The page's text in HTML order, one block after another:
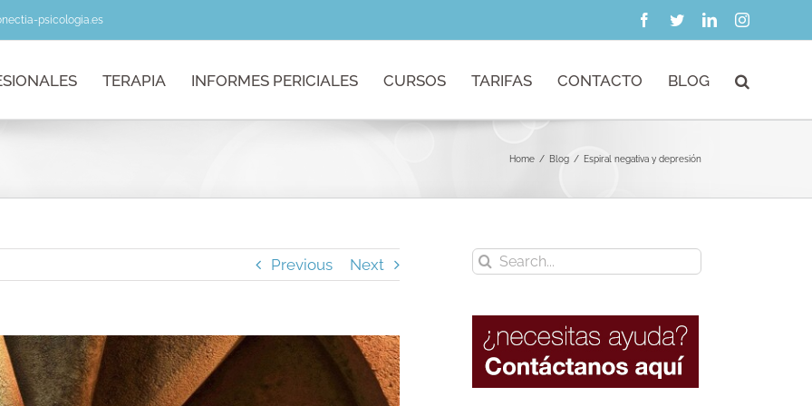
psicologia.es Facebook
TwitterLinkedInInstagram
TERAPIA INFORMES PERICIALES CURSOS TARIFAS CONTACTO BLOG
Home / Blog / Espiral negativa y depresión
Previous Next
Search
for: